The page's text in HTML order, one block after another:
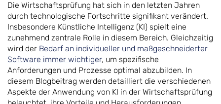
Die Wirtschaftsprüfung hat sich in den letzten Jahren
durch technologische Fortschritte signifikant verändert.
Insbesondere Künstliche Intelligenz (KI) spielt eine
zunehmend zentrale Rolle in diesem Bereich. Gleichzeitig
wird der Bedarf an individueller und maßgeschneiderter
Software immer wichtiger, um spezifische
Anforderungen und Prozesse optimal abzubilden. In
diesem Blogbeitrag werden detailliert die verschiedenen
Aspekte der Anwendung von KI in der Wirtschaftsprüfung